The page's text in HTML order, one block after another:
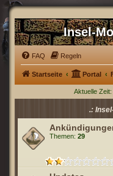
Insel-
FAQ Regeln
Startseite Portal
Aktuelle
.:
Themen: 29